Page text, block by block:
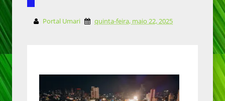
Portal Umari quinta-feira, maio 22, 2025